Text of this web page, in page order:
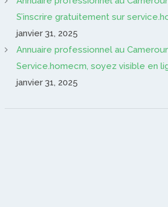
S’inscrire gratuitement sur
janvier 31, 2025
Annuaire professionnel au
Service.homecm, soyez visible en
janvier 31, 2025